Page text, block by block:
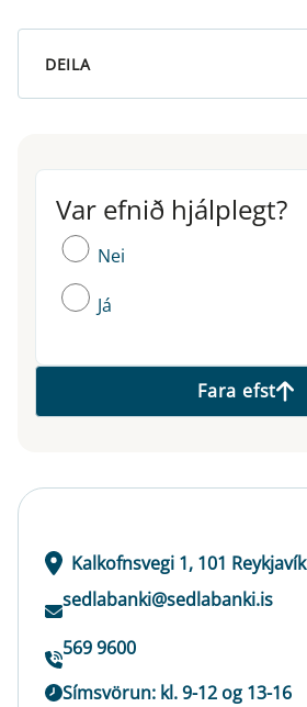
DEILA
Var efnið hjálplegt?
Var efnið hjálplegt?
Nei
Já
Fara efst
Kalkofnsvegi 1, 101 Reykjavík
sedlabanki@sedlabanki.is
569 9600
Símsvörun: kl. 9-12 og 13-16